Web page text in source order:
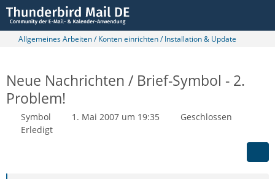
Allgemeines Arbeiten / Konten einrichten / Installation & Update
Neue Nachrichten / Brief-Symbol - 2.
Problem!
Symbol 1. Mai 2007 um 19:35
Geschlossen
Erledigt